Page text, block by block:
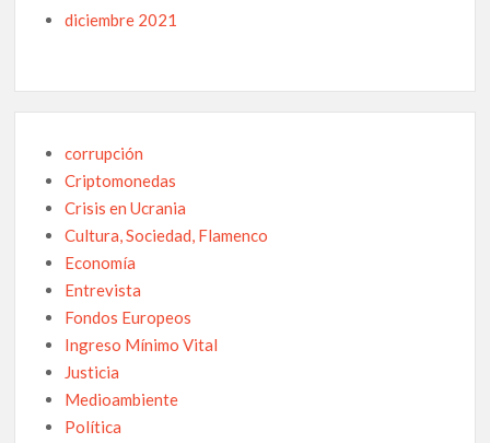
diciembre 2021
corrupción
Criptomonedas
Crisis en Ucrania
Cultura, Sociedad, Flamenco
Economía
Entrevista
Fondos Europeos
Ingreso Mínimo Vital
Justicia
Medioambiente
Política